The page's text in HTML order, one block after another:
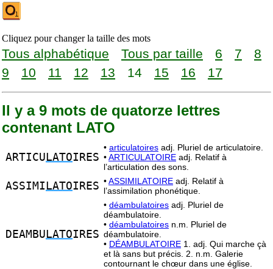
Cliquez pour changer la taille des mots
Tous alphabétique Tous par taille 6 7
8
9
10 11 12 13 14 15 16 17
Il y a 9 mots de quatorze lettres
contenant LATO
ARTICU LATOIRES
• articulatoires adj. Pluriel de articulatoire.
•ARTICULATOIRE adj. Relatif à
l’articulation des sons.
ASSIMI LATOIRES •ASSIMILATOIRE adj. Relatif à
l’assimilation phonétique.
DEAMBU LATOIRES
• déambulatoires adj. Pluriel de
déambulatoire.
• déambulatoires n.m. Pluriel de
déambulatoire.
• DÉAMBULATOIRE 1. adj. Qui marche çà
et là sans but précis. 2. n.m. Galerie
contournant le chœur dans une église.